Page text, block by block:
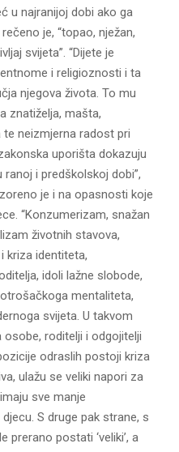
u najranijoj dobi ako ga
je, “topao, nježan,
svijeta”. “Dijete je
i religioznosti i ta
njegova života. To mu
znatiželja, mašta,
neizmjerna radost pri
uporišta dokazuju
i predškolskoj dobi”,
je i na opasnosti koje
“Konzumerizam, snažan
životnih stavova,
kriza identiteta,
idoli lažne slobode,
mentaliteta,
svijeta. U takvom
roditelji i odgojitelji
odraslih postoji kriza
ulažu se veliki napori za
sve manje
S druge pak strane, s
prerano postati ‘veliki’, a